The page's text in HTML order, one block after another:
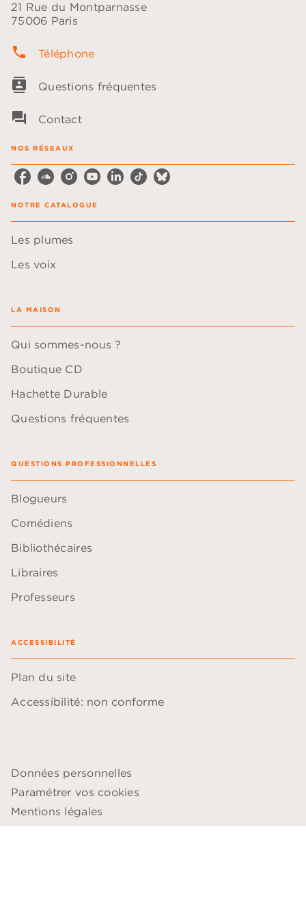
21 Rue du Montparnasse
75006 Paris
phone Téléphone
contacts Questions fréquentes
question_answer Contact
NOS RÉSEAUX
NOTRE CATALOGUE
Les plumes
Les voix
LA MAISON
Qui sommes-nous ?
Boutique CD
Hachette Durable
Questions fréquentes
QUESTIONS PROFESSIONNELLES
Blogueurs
Comédiens
Bibliothécaires
Libraires
Professeurs
ACCESSIBILITÉ
Plan du site
Accessibilité: non conforme
Données personnelles
Paramétrer vos cookies
Mentions légales
Conditions générales d'utilisation